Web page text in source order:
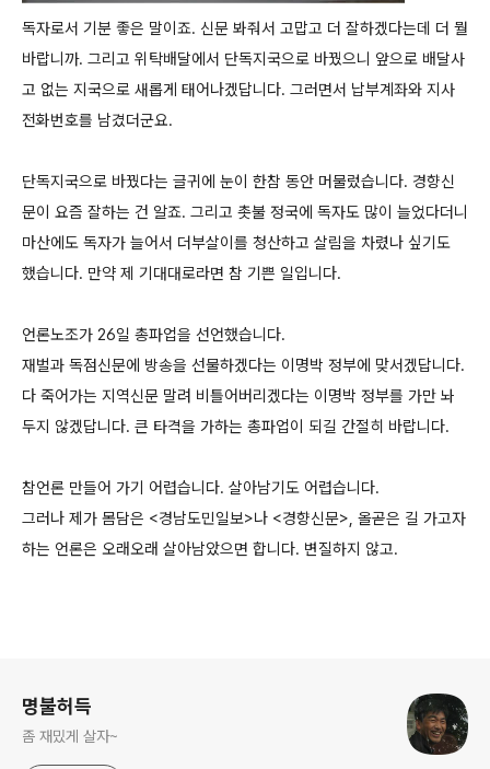
독자로서 기분 좋은 말이죠. 신문 봐줘서 고맙고 더 잘하겠다는데 더 뭘
바랍니까. 그리고 위탁배달에서 단독지국으로 바꿨으니 앞으로 배달사
고 없는 지국으로 새롭게 태어나겠답니다. 그러면서 납부계좌와 지사
전화번호를 남겼더군요.
단독지국으로 바꿨다는 글귀에 눈이 한참 동안 머물렀습니다. 경향신
문이 요즘 잘하는 건 알죠. 그리고 촛불 정국에 독자도 많이 늘었다더니
마산에도 독자가 늘어서 더부살이를 청산하고 살림을 차렸나 싶기도
했습니다. 만약 제 기대대로라면 참 기쁜 일입니다.
언론노조가 26일 총파업을 선언했습니다.
재벌과 독점신문에 방송을 선물하겠다는 이명박 정부에 맞서겠답니다.
다 죽어가는 지역신문 말려 비틀어버리겠다는 이명박 정부를 가만 놔
두지 않겠답니다. 큰 타격을 가하는 총파업이 되길 간절히 바랍니다.
참언론 만들어 가기 어렵습니다. 살아남기도 어렵습니다.
그러나 제가 몸담은 <경남도민일보>나 <경향신문>, 올곧은 길 가고자
하는 언론은 오래오래 살아남았으면 합니다. 변질하지 않고.
명불허득
좀 재밌게 살자~